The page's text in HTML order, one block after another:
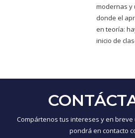
modernas y
donde el
en teoría:
inicio de
Compártenos tus intereses y en
pondrá en contacto